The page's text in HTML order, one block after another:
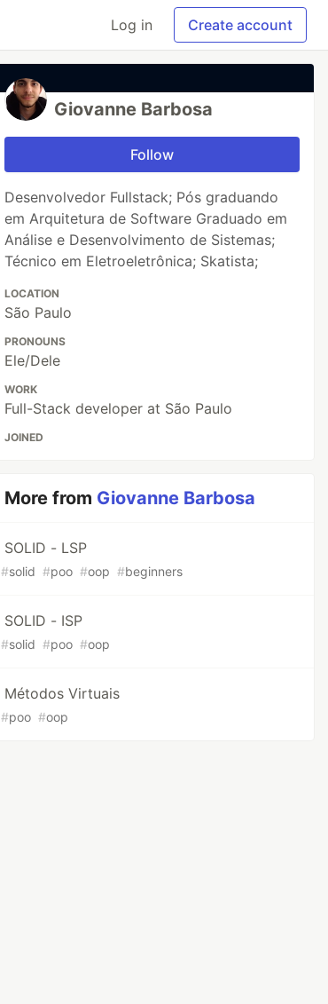
Log in Create account
Giovanne Barbosa
Follow
Desenvolvedor Fullstack; Pós graduando
em Arquitetura de Software Graduado em
Análise e Desenvolvimento de Sistemas;
Técnico em Eletroeletrônica; Skatista;
LOCATION
São Paulo
PRONOUNS
Ele/Dele
WORK
Full-Stack developer at São Paulo
JOINED
More from Giovanne Barbosa
SOLID - LSP
#solid #poo #oop #beginners
SOLID - ISP
#solid #poo #oop
Métodos Virtuais
#poo #oop